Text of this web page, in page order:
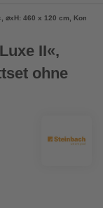
⌀xH: 460 x 120 cm,
II«,
ohne